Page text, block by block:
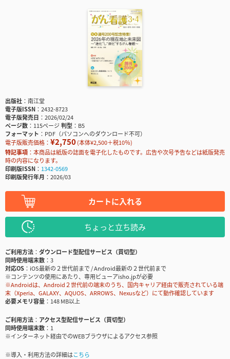
出版社
南江堂
電子版ISSN
2432-8723
電子版発売日
2026/02/24
ページ数
115ページ判型
B5
フォーマット
PDF（パソコンへのダウンロード不可）
電子版販売価格： ¥2,750(本体¥2,500＋税10％)
特記事項
本商品は紙版の誌面を電子化したものです。広告や次号予告などは紙版発売
時の内容になります。
印刷版ISSN
1342-0569
印刷版発行年月
2026/03
カートに入れる
ちょっと立ち読み
ご利用方法
ダウンロード型配信サービス（買切型）
同時使用端末数
3
対応OS
iOS最新の２世代前まで / Android最新の２世代前まで
※コンテンツの使用にあたり、専用ビューアisho.jpが必要
※Androidは、Android２世代前の端末のうち、国内キャリア経由で販売されている端
末（Xperia、GALAXY、AQUOS、ARROWS、Nexusなど）にて動作確認しています
必要メモリ容量
148 MB以上
ご利用方法
アクセス型配信サービス（買切型）
同時使用端末数
1
※インターネット経由でのWEBブラウザによるアクセス参照
※導入・利用方法の詳細はこちら